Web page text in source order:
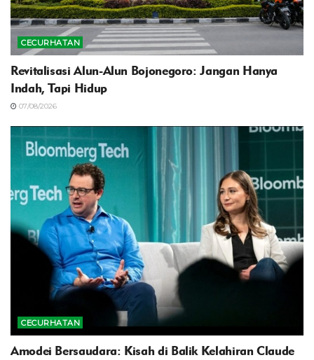
CECURHATAN
Revitalisasi Alun-Alun Bojonegoro: Jangan Hanya
Indah, Tapi Hidup
07/08/2026
CECURHATAN
Amodei Bersaudara: Kisah di Balik Kelahiran Claude